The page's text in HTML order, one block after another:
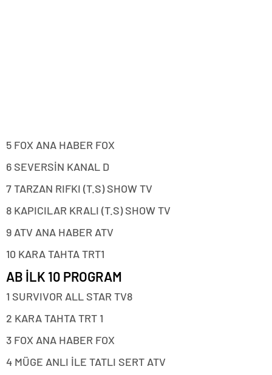
5 FOX ANA HABER FOX
6 SEVERSİN KANAL D
7 TARZAN RIFKI (T.S) SHOW TV
8 KAPICILAR KRALI (T.S) SHOW TV
9 ATV ANA HABER ATV
10 KARA TAHTA TRT1
AB İLK 10 PROGRAM
1 SURVIVOR ALL STAR TV8
2 KARA TAHTA TRT 1
3 FOX ANA HABER FOX
4 MÜGE ANLI İLE TATLI SERT ATV